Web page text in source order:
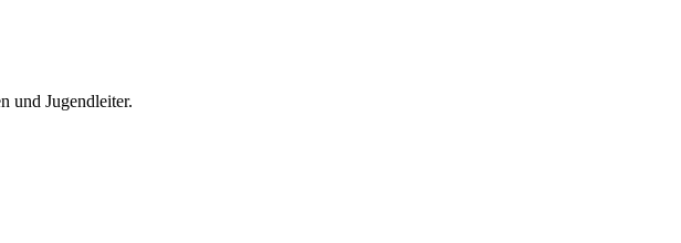
und Jugendleiter.